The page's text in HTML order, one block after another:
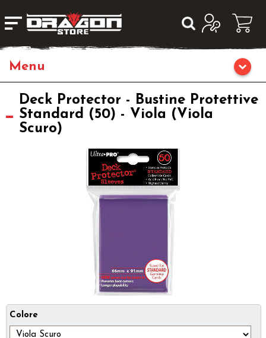
Home
Giochi da Tavolo
Dadi
Deck Protector - Bustine Protettive
Standard (50) - Viola (Viola
Scuro)
Colore